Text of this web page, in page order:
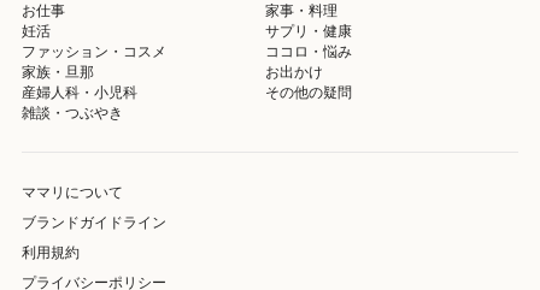
お仕事
家事・料理
妊活
サプリ・健康
ファッション・コスメ
ココロ・悩み
家族・旦那
お出かけ
産婦人科・小児科
その他の疑問
雑談・つぶやき
ママリについて
ブランドガイドライン
利用規約
プライバシーポリシー